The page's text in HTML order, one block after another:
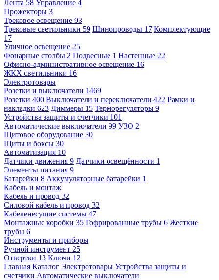
Лента 58 Управление 4
Прожекторы 3
Трековое освещение 93
Трековые светильники 59 Шинопроводы 17 Комплектующие
17
Уличное освещение 25
Фонарные столбы 2 Подвесные 1 Настенные 22
Офисно-административное освещение 16
ЖКХ светильники 16
Электротовары
Розетки и выключатели 1469
Розетки 400 Выключатели и переключатели 422 Рамки и
накладки 623 Диммеры 15 Терморегуляторы 9
Устройства защиты и счетчики 101
Автоматические выключатели 99 УЗО 2
Щитовое оборудование 30
Щиты и боксы 30
Автоматизация 10
Датчики движения 9 Датчики освещённости 1
Элементы питания 9
Батарейки 8 Аккумуляторные батарейки 1
Кабель и монтаж
Кабель и провод 32
Силовой кабель и провод 32
Кабеленесущие системы 47
Монтажные коробки 35 Гофрированные трубы 6 Жесткие
трубы 6
Инструменты и приборы
Ручной инструмент 25
Отвертки 13 Ключи 12
Главная Каталог Электротовары Устройства защиты и
счетчики Автоматические выключатели